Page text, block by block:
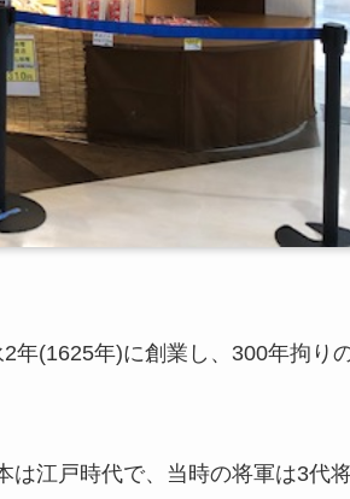
年(1625年)に創業し、300年拘り
は江戸時代で、当時の将軍は3代